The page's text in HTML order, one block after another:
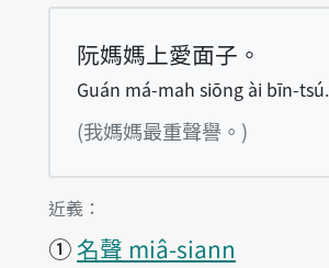
阮媽媽上愛面子。
Guán má-mah siōng ài bīn-tsú.
(我媽媽最重聲譽。)
第1項釋義的
近義：
① 名聲 miâ-siann